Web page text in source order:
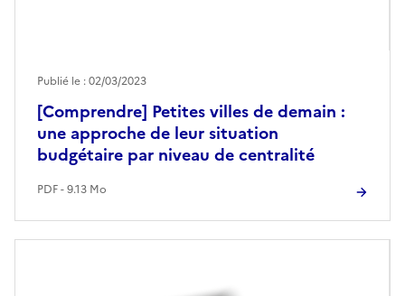
[Comprendre] Petites villes de demain :
une approche de leur situation
budgétaire par niveau de centralité
Publié le : 02/03/2023
PDF - 9.13 Mo